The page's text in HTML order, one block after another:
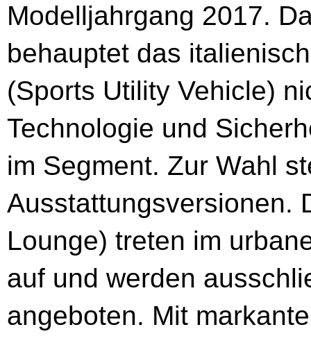
Modelljahrgang 2017.
behauptet das
(Sports Utility Vehicle)
Technologie und
im Segment. Zur Wahl
Ausstattungsversionen.
Lounge) treten im
auf und werden
angeboten. Mit